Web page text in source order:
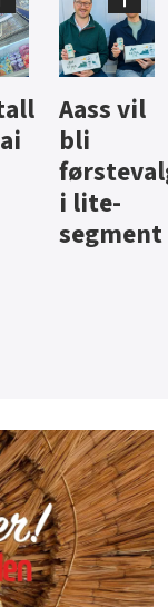
Hard
iste fra
Hansa